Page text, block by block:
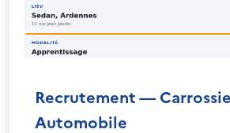
Recrutement —
Automobile